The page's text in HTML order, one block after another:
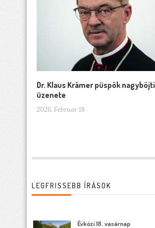
Dr. Klaus Krämer püspök nagyböjti
üzenete
2026. Februar 18
LEGFRISSEBB ÍRÁSOK
Évközi 18. vasárnap